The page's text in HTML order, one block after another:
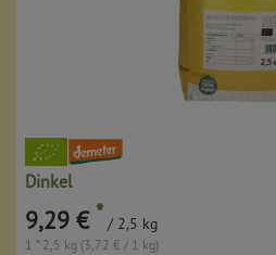
Dinkel
9,29 € * / 2,5 kg
1 * 2,5 kg (3,72 € / 1 kg)